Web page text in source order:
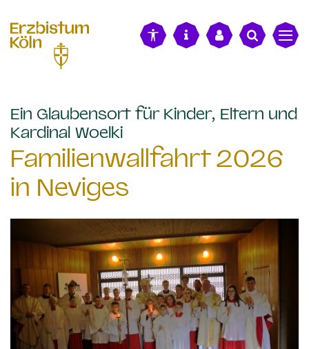
Ein Glaubensort für Kinder, Eltern und
Kardinal Woelki:
Familienwallfahrt 2026
in Neviges